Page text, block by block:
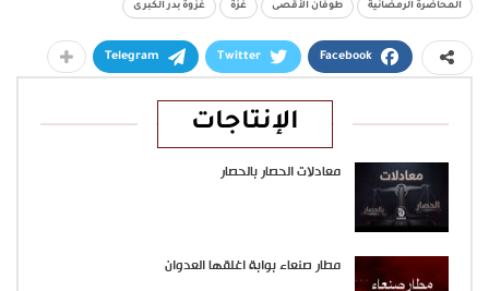
المحاضرة الرمضانية طوفان الأقصى غزة غزوة بدر الكبرى
Facebook
Twitter
Telegram
الإنتاجات
معادلات الحصار بالحصار
مطار صنعاء بوابة اغلقها العدوان